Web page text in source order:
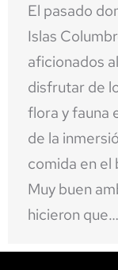
El pasado
Islas
aficionados
disfrutar de
flora y fauna
de la
comida en el
Muy buen
hicieron que…